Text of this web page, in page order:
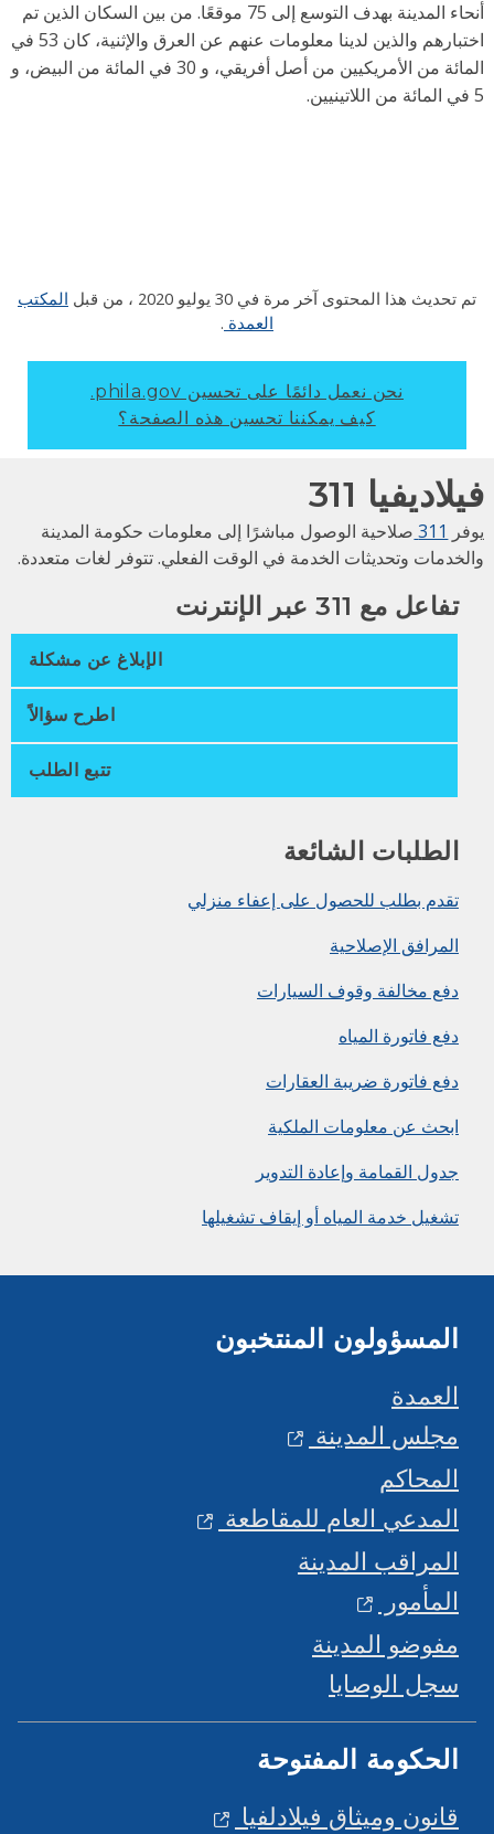
أنحاء المدينة بهدف التوسع إلى 75 موقعًا. من بين السكان الذين تم
اختبارهم والذين لدينا معلومات عنهم عن العرق والإثنية، كان 53 في
المائة من الأمريكيين من أصل أفريقي، و 30 في المائة من البيض، و
تحديث هذا المحتوى آخر مرة في30 يوليو 2020 ، من قبلالمكتب
العمدة.
نحن نعمل دائمًا على تحسين phila.gov.
كيف يمكننا تحسين هذه الصفحة؟
311
311 صلاحية الوصول مباشرًا إلى معلومات حكومة المدينة
وتحديثات الخدمة في الوقت الفعلي. تتوفر لغات متعددة.
تفاعل مع 311 عبر الإنترنت
الإبلاغ عن مشكلة
اطرح سؤالاً
تتبع الطلب
الطلبات الشائعة
تقدم بطلب للحصول على إعفاء منزلي
المرافق الإصلاحية
دفع مخالفة وقوف السيارات
دفع فاتورة المياه
دفع فاتورة ضريبة العقارات
ابحث عن معلومات الملكية
جدول القمامة وإعادة التدوير
تشغيل خدمة المياه أو إيقاف تشغيلها
المسؤولون المنتخبون
العمدة
مجلس المدينة
المحاكم
المدعي العام للمقاطعة
المراقب المدينة
المأمور
مفوضو المدينة
سجل الوصايا
الحكومة المفتوحة
قانون وميثاق فيلادلفيا